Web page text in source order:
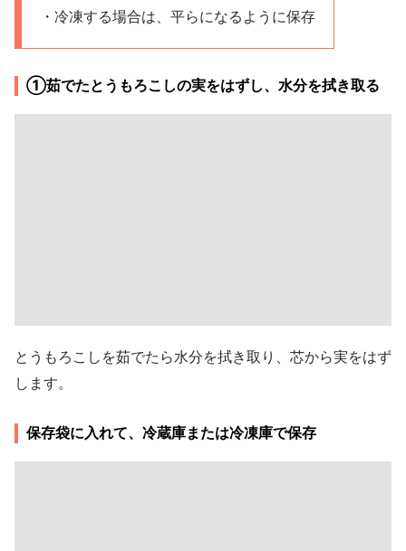
・冷凍する場合は、平らになるように保存
①茹でたとうもろこしの実をはずし、水分を拭き取る
とうもろこしを茹でたら水分を拭き取り、芯から実をはず
します。
保存袋に入れて、冷蔵庫または冷凍庫で保存